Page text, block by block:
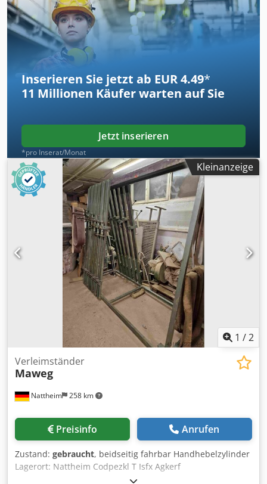
Meter / Gewicht 120Kg Crodpfszphbrjx Agkof Irrtümer /
Eingabefehler vorbehalten
Inserieren Sie jetzt ab EUR 4.49*
11 Millionen Käufer warten auf Sie
Jetzt inserieren
*pro Inserat/Monat
Kleinanzeige
1 /2
Nattheim 258 km
Verleimständer
Maweg
Preisinfo Anrufen
Zustand: gebraucht, beidseitig fahrbar Handhebelzylinder
Lagerort: Nattheim Codpezkl T Isfx Agkerf